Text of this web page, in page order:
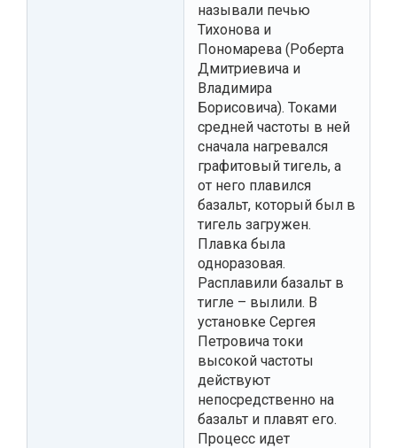
называли печью
Тихонова и
Пономарева (Роберта
Дмитриевича и
Владимира
Борисовича). Токами
средней частоты в ней
сначала нагревался
графитовый тигель, а
от него плавился
базальт, который был в
тигель загружен.
Плавка была
одноразовая.
Расплавили базальт в
тигле – вылили. В
установке Сергея
Петровича токи
высокой частоты
действуют
непосредственно на
базальт и плавят его.
Процесс идет